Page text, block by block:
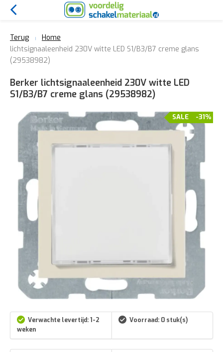
Terug
Home
lichtsignaaleenheid 230V witte LED S1/B3/B7 creme glans
(29538982)
Berker lichtsignaaleenheid 230V witte LED
S1/B3/B7 creme glans (29538982)
-31%
SALE
Verwachte levertijd: 1-2
weken
Voorraad: 0 stuk(s)